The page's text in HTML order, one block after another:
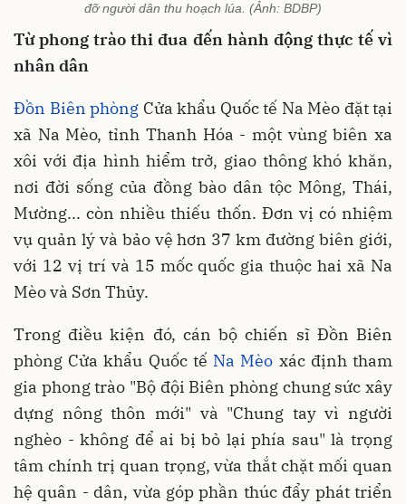
đỡ người dân thu hoạch lúa. (Ảnh: BDBP)
Từphong trào thi đua đến hành động thực tế vì
nhân dân
Đồn Biên phòng Cửa khẩu Quốc tế Na Mèo đặt tại
xã Na Mèo, tỉnh Thanh Hóa - một vùng biên xa
xôi với địa hình hiểm trở, giao thông khó khăn,
nơi đời sống của đồng bào dân tộc Mông, Thái,
Mường... còn nhiều thiếu thốn. Đơn vị có nhiệm
vụ quản lý và bảo vệ hơn 37 km đường biên giới,
với 12 vị trí và 15 mốc quốc gia thuộc hai xã Na
Mèo và Sơn Thủy.
Trong điều kiện đó, cán bộ chiến sĩ Đồn Biên
phòng Cửa khẩu Quốc tế Na Mèo xác định tham
gia phong trào "Bộ đội Biên phòng chung sức xây
dựng nông thôn mới" và "Chung tay vì người
nghèo - không để ai bị bỏ lại phía sau" là trọng
tâm chính trị quan trọng, vừa thắt chặt mối quan
hệ quân - dân, vừa góp phần thúc đẩy phát triển